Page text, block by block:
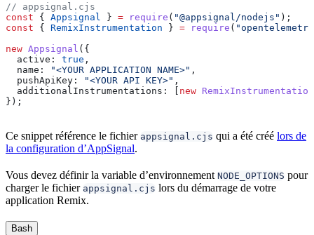
// appsignal.cjs
const { Appsignal } = require ( "@appsignal/nodejs" );
const { RemixInstrumentation } = require (
new Appsignal ({
  active:
true ,
  name:
"<YOUR APPLICATION NAME>" ,
  pushApiKey:
"<YOUR API KEY>" ,
  additionalInstrumentations:
new RemixInstrumentation
});
Ce snippet référence le fichier appsignal.cjs qui a été créé lors de
la configuration d’AppSignal.
Vous devez définir la variable d’environnement NODE_OPTIONS pour
charger le fichier appsignal.cjs lors du démarrage de votre
application Remix.
Bash